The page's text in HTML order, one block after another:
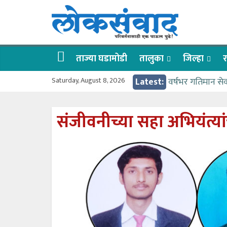
लोकसंवाद
ताज्या
घडामोडी
ताज्या घडामोडी तालुका जिल्हा
Saturday, August 8, 2026 Latest: वर्षभर गतिमान
आत्मामालिक
ईच्छा आणि
संजीवनीच्या सहा